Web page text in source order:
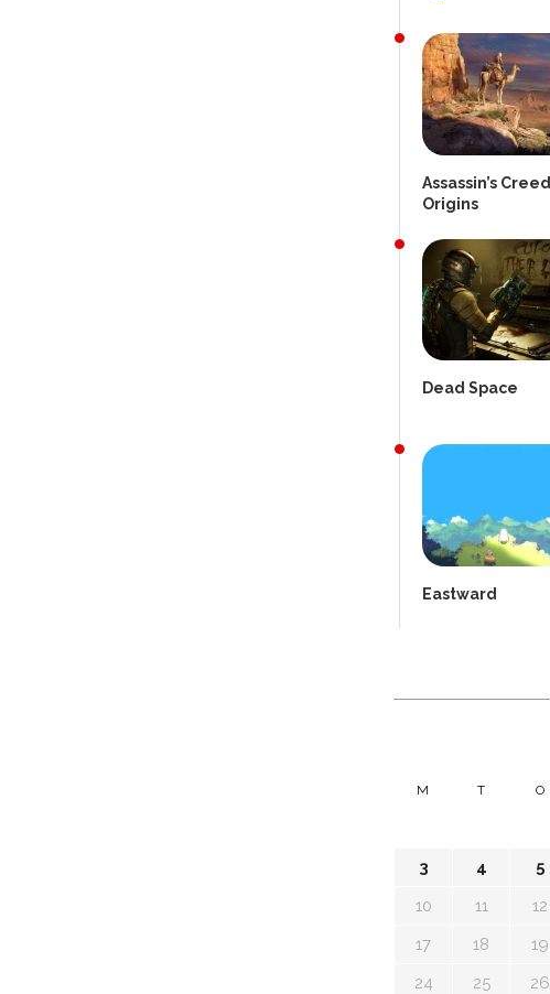
Assassin’s Creed
Origins
Dead Space
Eastward
M T O
3
4 5
10
11 12
17
18 19
24
25 26